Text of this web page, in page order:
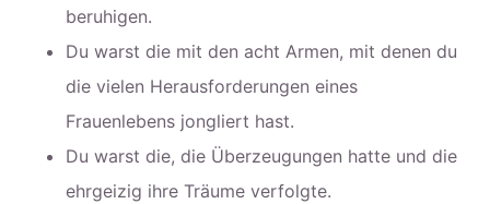
beruhigen.
Du warst die mit den acht Armen, mit denen du
die vielen Herausforderungen eines
Frauenlebens jongliert hast.
Du warst die, die Überzeugungen hatte und die
ehrgeizig ihre Träume verfolgte.